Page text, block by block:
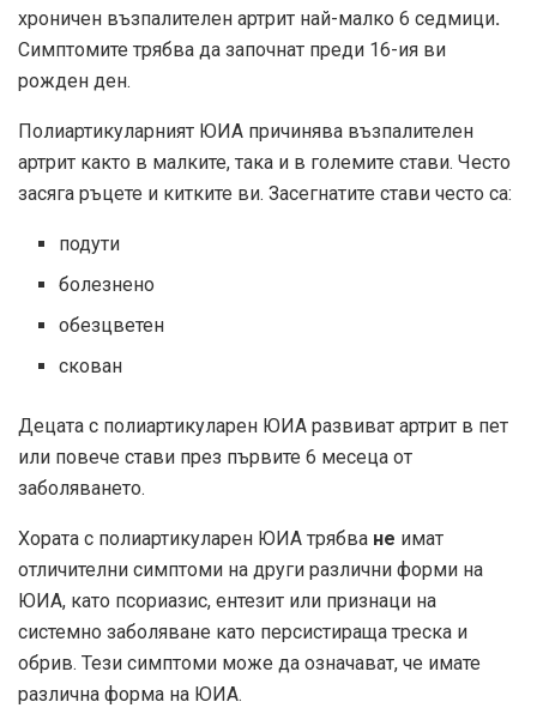
хроничен възпалителен артрит най-малко 6 седмици.
Симптомите трябва да започнат преди 16-ия ви
рожден ден.
Полиартикуларният ЮИА причинява възпалителен
артрит както в малките, така и в големите стави. Често
засяга ръцете и китките ви. Засегнатите стави често са:
подути
болезнено
обезцветен
скован
Децата с полиартикуларен ЮИА развиват артрит в пет
или повече стави през първите 6 месеца от
заболяването.
Хората с полиартикуларен ЮИА трябва не имат
отличителни симптоми на други различни форми на
ЮИА, като псориазис, ентезит или признаци на
системно заболяване като персистираща треска и
обрив. Тези симптоми може да означават, че имате
различна форма на ЮИА.